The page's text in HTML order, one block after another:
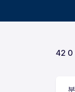
42 0